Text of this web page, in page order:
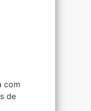
com
de